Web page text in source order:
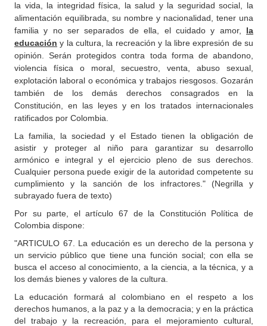
la vida, la integridad física, la salud y la seguridad social, la
alimentación equilibrada, su nombre y nacionalidad, tener una
familia y no ser separados de ella, el cuidado y amor, la
educación y la cultura, la recreación y la libre expresión de su
opinión. Serán protegidos contra toda forma de abandono,
violencia física o moral, secuestro, venta, abuso sexual,
explotación laboral o económica y trabajos riesgosos. Gozarán
también de los demás derechos consagrados en la
Constitución, en las leyes y en los tratados internacionales
ratificados por Colombia.
La familia, la sociedad y el Estado tienen la obligación de
asistir y proteger al niño para garantizar su desarrollo
armónico e integral y el ejercicio pleno de sus derechos.
Cualquier persona puede exigir de la autoridad competente su
cumplimiento y la sanción de los infractores." (Negrilla y
subrayado fuera de texto)
Por su parte, el artículo 67 de la Constitución Política de
Colombia dispone:
"ARTICULO 67. La educación es un derecho de la persona y
un servicio público que tiene una función social; con ella se
busca el acceso al conocimiento, a la ciencia, a la técnica, y a
los demás bienes y valores de la cultura.
La educación formará al colombiano en el respeto a los
derechos humanos, a la paz y a la democracia; y en la práctica
del trabajo y la recreación, para el mejoramiento cultural,